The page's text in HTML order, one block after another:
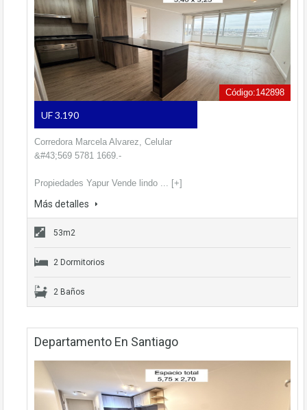
Código:142898
UF 3.190
Corredora Marcela Alvarez, Celular
&#43;569 5781 1669.-
Propiedades Yapur Vende lindo ... [+]
Más detalles
53m2
2 Dormitorios
2 Baños
Departamento En Santiago